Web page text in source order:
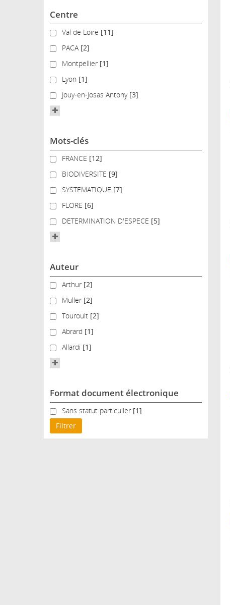
Centre
Val de Loire
Val de Loire [11]
PACAPACA [2]
Montpellier
Montpellier [1]
LyonLyon [1]
Jouy-en-Josas Antony
Jouy-en-Josas Antony [3]
Mots-clés
FRANCEFRANCE [12]
BIODIVERSITE
BIODIVERSITE [9]
SYSTEMATIQUE
SYSTEMATIQUE [7]
FLOREFLORE [6]
DETERMINATION D'ESPECE
DETERMINATION D'ESPECE [5]
Auteur
ArthurArthur [2]
MullerMuller [2]
TouroultTouroult [2]
AbrardAbrard [1]
AllardiAllardi [1]
Format document électronique
Sans statut particulier
Sans statut particulier [1]